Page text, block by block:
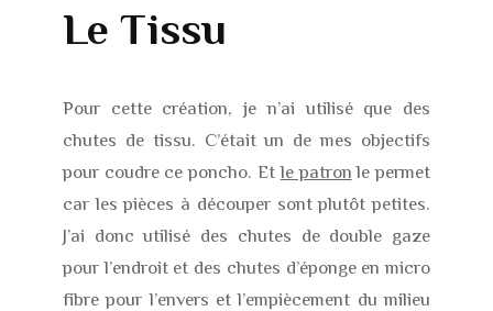
Le Tissu
Pour cette création, je n’ai utilisé que des
chutes de tissu. C’était un de mes objectifs
pour coudre ce poncho. Etle patron le permet
car les pièces à découper sont plutôt petites.
J’ai donc utilisé des chutes de double gaze
pour l’endroit et des chutes d’éponge en micro
fibre pour l’envers et l’empiècement du milieu